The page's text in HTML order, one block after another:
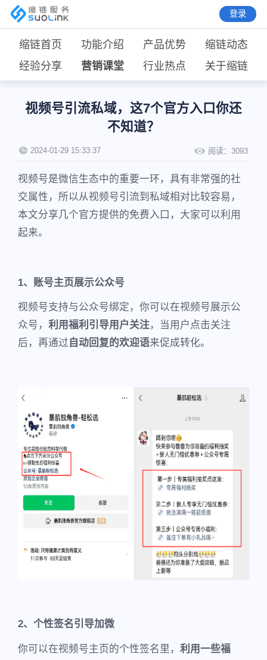
登录
缩链首页 功能介绍 产品优势
缩链动态
经验分享
营销课堂 行业热点 关于缩链
视频号引流私域，这7个官方入口你还
不知道？
2024-01-29 15:33:37 阅读： 3093
视频号是微信生态中的重要一环，具有非常强的社
交属性，所以从视频号引流到私域相对比较容易，
本文分享几个官方提供的免费入口，大家可以利用
起来。
1、账号主页展示公众号
视频号支持与公众号绑定，你可以在视频号展示公
众号， 利用福利引导用户关注，当用户点击关注
后，再通过 自动回复的欢迎语来促成转化。
2、个性签名引导加微
你可以在视频号主页的个性签名里， 利用一些福